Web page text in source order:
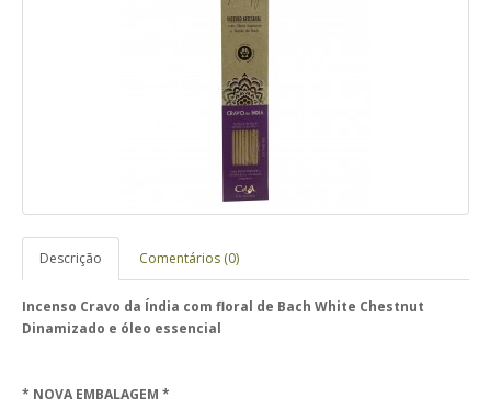
Descrição Comentários (0)
Incenso Cravo da Índia com floral de Bach White Chestnut
Dinamizado e óleo essencial
* NOVA EMBALAGEM *